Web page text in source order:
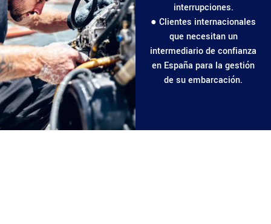
interrupciones.
● Clientes internacionales
que necesitan un
intermediario de confianza
en España para la gestión
de su embarcación.